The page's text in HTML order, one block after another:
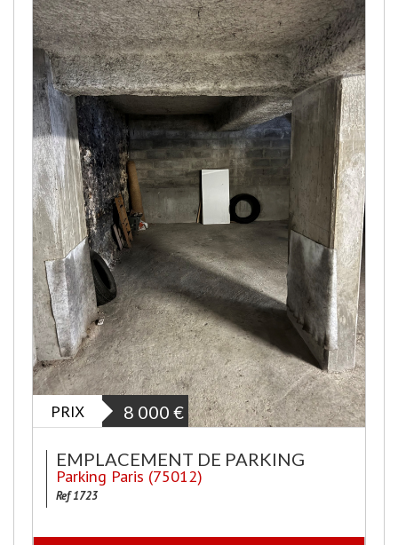
PRIX 8 000 €
EMPLACEMENT DE PARKING
Parking Paris (75012)
Ref 1723